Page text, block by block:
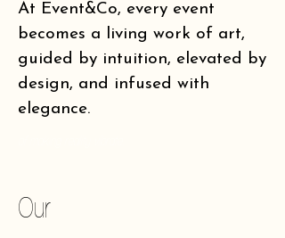
At Event&Co, every event
becomes a living work of art,
guided by intuition, elevated by
design, and infused with
elegance.
Our